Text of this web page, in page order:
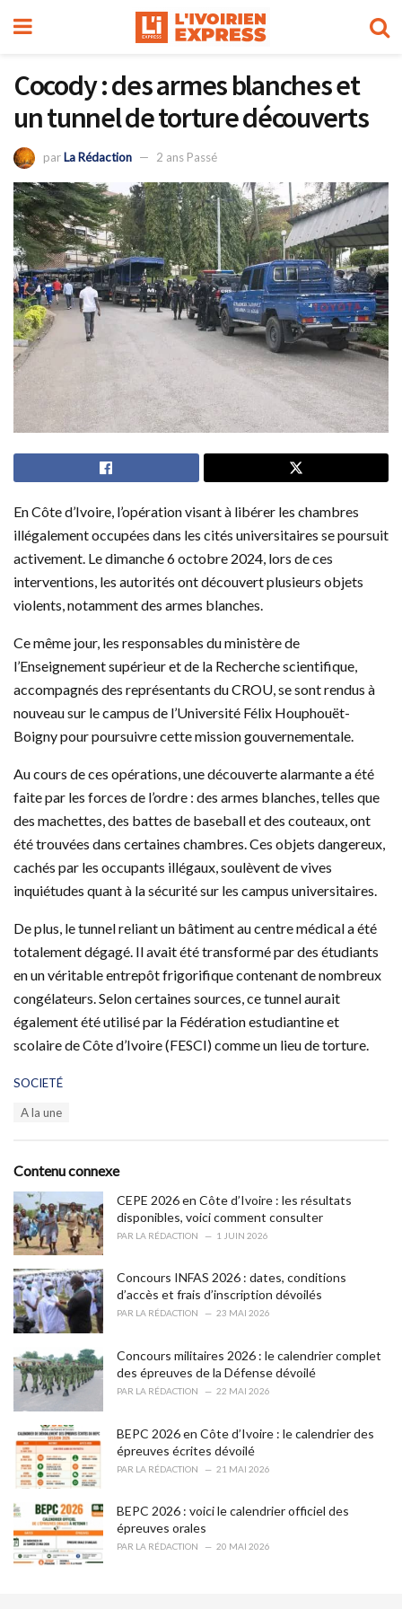
Cocody : des armes blanches et
un tunnel de torture découverts
parLa Rédaction 2 ans Passé
En Côte d’Ivoire, l’opération visant à libérer les chambres
illégalement occupées dans les cités universitaires se poursuit
activement. Le dimanche 6 octobre 2024, lors de ces
interventions, les autorités ont découvert plusieurs objets
violents, notamment des armes blanches.
Ce même jour, les responsables du ministère de
l’Enseignement supérieur et de la Recherche scientifique,
accompagnés des représentants du CROU, se sont rendus à
nouveau sur le campus de l’Université Félix Houphouët-
Boigny pour poursuivre cette mission gouvernementale.
Au cours de ces opérations, une découverte alarmante a été
faite par les forces de l’ordre : des armes blanches, telles que
des machettes, des battes de baseball et des couteaux, ont
été trouvées dans certaines chambres. Ces objets dangereux,
cachés par les occupants illégaux, soulèvent de vives
inquiétudes quant à la sécurité sur les campus universitaires.
De plus, le tunnel reliant un bâtiment au centre médical a été
totalement dégagé. Il avait été transformé par des étudiants
en un véritable entrepôt frigorifique contenant de nombreux
congélateurs. Selon certaines sources, ce tunnel aurait
également été utilisé par la Fédération estudiantine et
scolaire de Côte d’Ivoire (FESCI) comme un lieu de torture.
C
o
r
i
e
s
:
SOCIETÉ
:
A la une
Contenu connexe
CEPE 2026 en Côte d’Ivoire : les résultats
disponibles, voici comment consulter
PAR LA RÉDACTION 1 JUIN 2026
Concours INFAS 2026 : dates, conditions
d’accès et frais d’inscription dévoilés
PAR LA RÉDACTION 23 MAI 2026
Concours militaires 2026 : le calendrier complet
des épreuves de la Défense dévoilé
PAR LA RÉDACTION 22 MAI 2026
BEPC 2026 en Côte d’Ivoire : le calendrier des
épreuves écrites dévoilé
PAR LA RÉDACTION 21 MAI 2026
BEPC 2026 : voici le calendrier officiel des
épreuves orales
PAR LA RÉDACTION 20 MAI 2026